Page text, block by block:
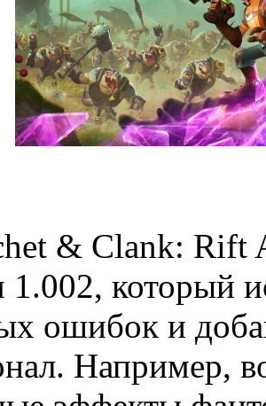
& Clank: Rift
который
ошибок и
Например,